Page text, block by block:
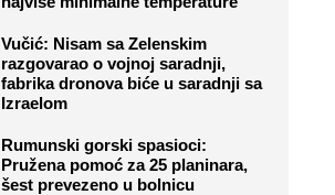
Vučić: Nisam sa Zelenskim
razgovarao o vojnoj saradnji,
fabrika dronova biće u saradnji sa
Izraelom
Rumunski gorski spasioci:
Pružena pomoć za 25 planinara,
šest prevezeno u bolnicu